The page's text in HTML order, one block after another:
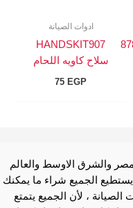
ادوات الصيانة
HANDSKIT907
سلاح كاويه اللحام
75 EGP
والشرق الاوسط والعالم
يستطيع الجميع شراء ما يمكنك
، لأن الجميع يتمتع